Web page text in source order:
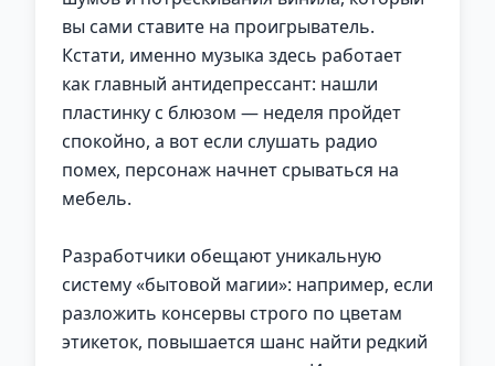
вы сами ставите на проигрыватель.
Кстати, именно музыка здесь работает
как главный антидепрессант: нашли
пластинку с блюзом — неделя пройдет
спокойно, а вот если слушать радио
помех, персонаж начнет срываться на
мебель.
Разработчики обещают уникальную
систему «бытовой магии»: например, если
разложить консервы строго по цветам
этикеток, повышается шанс найти редкий